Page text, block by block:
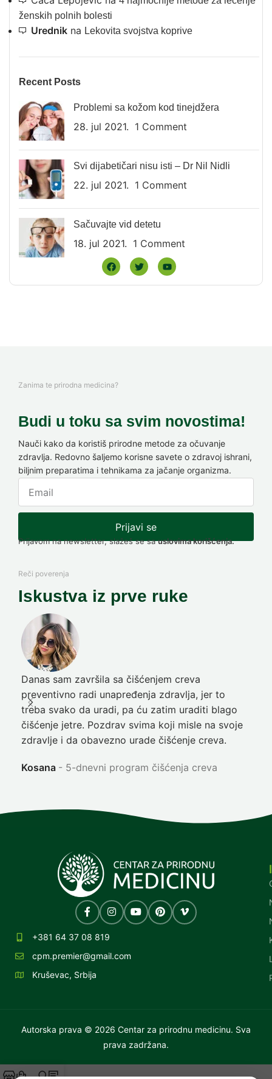
ženskih polnih bolesti
Urednik na Lekovita svojstva koprive
Recent Posts
Problemi sa kožom kod tinejdžera
28. jul 2021. 1 Comment
Svi dijabetičari nisu isti – Dr Nil Nidli
22. jul 2021. 1 Comment
Sačuvajte vid detetu
18. jul 2021. 1 Comment
Zanima te prirodna medicina?
Budi u toku sa svim novostima!
Nauči kako da koristiš prirodne metode za očuvanje
zdravlja. Redovno šaljemo korisne savete o zdravoj ishrani,
biljnim preparatima i tehnikama za jačanje organizma.
Prijavi se
Prijavom na newsletter, slažeš se sauslovima korišćenja.
Reči poverenja
Iskustva iz prve ruke
Danas sam završila sa čišćenjem creva
preventivno radi unapređenja zdravlja, jer to
treba svako da uradi, pa ću zatim uraditi blago
čišćenje jetre. Pozdrav svima koji misle na svoje
zdravlje i da obavezno urade čišćenje creva.
Kosana 5-dnevni program čišćenja creva
+381 64 37 08 819
cpm.premier@gmail.com
Kruševac, Srbija
Autorska prava © 2026 Centar za prirodnu medicinu. Sva
prava zadržana.